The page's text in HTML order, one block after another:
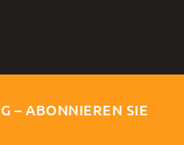
– ABONNIEREN SIE